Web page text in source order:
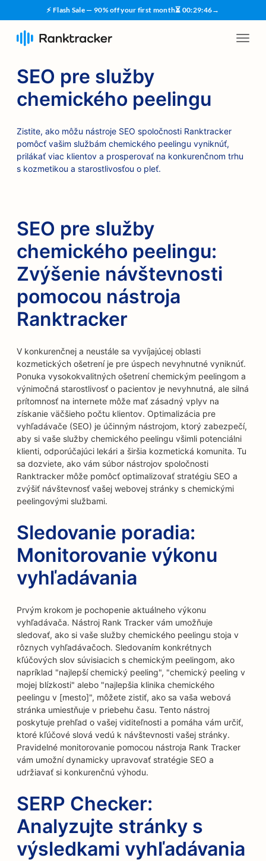
⚡ Flash Sale — 90% off your first month⏳ 00:29:45→
SEO pre služby
chemického peelingu
Zistite, ako môžu nástroje SEO spoločnosti Ranktracker
pomôcť vašim službám chemického peelingu vyniknúť,
prilákať viac klientov a prosperovať na konkurenčnom trhu
s kozmetikou a starostlivosťou o pleť.
SEO pre služby
chemického peelingu:
Zvýšenie návštevnosti
pomocou nástroja
Ranktracker
V konkurenčnej a neustále sa vyvíjajúcej oblasti
kozmetických ošetrení je pre úspech nevyhnutné vyniknúť.
Ponuka vysokokvalitných ošetrení chemickým peelingom a
výnimočná starostlivosť o pacientov je nevyhnutná, ale silná
prítomnosť na internete môže mať zásadný vplyv na
získanie väčšieho počtu klientov. Optimalizácia pre
vyhľadávače (SEO) je účinným nástrojom, ktorý zabezpečí,
aby si vaše služby chemického peelingu všimli potenciálni
klienti, odporúčajúci lekári a širšia kozmetická komunita. Tu
sa dozviete, ako vám súbor nástrojov spoločnosti
Ranktracker môže pomôcť optimalizovať stratégiu SEO a
zvýšiť návštevnosť vašej webovej stránky s chemickými
peelingovými službami.
Sledovanie poradia:
Monitorovanie výkonu
vyhľadávania
Prvým krokom je pochopenie aktuálneho výkonu
vyhľadávača. Nástroj Rank Tracker vám umožňuje
sledovať, ako si vaše služby chemického peelingu stoja v
rôznych vyhľadávačoch. Sledovaním konkrétnych
kľúčových slov súvisiacich s chemickým peelingom, ako
napríklad "najlepší chemický peeling", "chemický peeling v
mojej blízkosti" alebo "najlepšia klinika chemického
peelingu v [mesto]", môžete zistiť, ako sa vaša webová
stránka umiestňuje v priebehu času. Tento nástroj
poskytuje prehľad o vašej viditeľnosti a pomáha vám určiť,
ktoré kľúčové slová vedú k návštevnosti vašej stránky.
Pravidelné monitorovanie pomocou nástroja Rank Tracker
vám umožní dynamicky upravovať stratégie SEO a
udržiavať si konkurenčnú výhodu.
SERP Checker:
Analyzujte stránky s
výsledkami vyhľadávania